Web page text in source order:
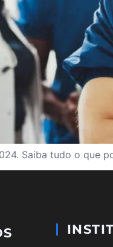
Saiba tudo o que